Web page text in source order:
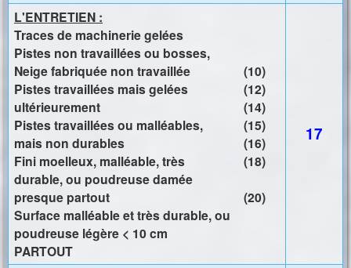
L'ENTRETIEN :
Traces de machinerie gelées
Pistes non travaillées ou bosses,
Neige fabriquée non travaillée
Pistes travaillées mais gelées
ultérieurement
Pistes travaillées ou malléables,
mais non durables
Fini moelleux, malléable, très
durable, ou poudreuse damée
presque partout
Surface malléable et très durable, ou
poudreuse légère < 10 cm
PARTOUT
(10)
(12)
(14)
(15)
(16)
(18)
(20)
17